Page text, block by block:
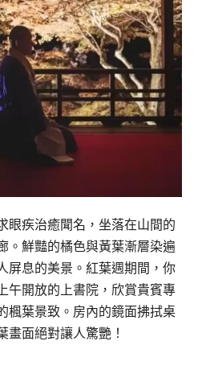
眼疾治癒聞名，坐落在山間的
。鮮豔的橘色與黃葉漸層染遍
屏息的美景。紅葉週期間，你
午開放的上書院，欣賞貴賓專
楓葉景致。房內的鏡面拂拭桌
畫面絕對讓人驚艷！